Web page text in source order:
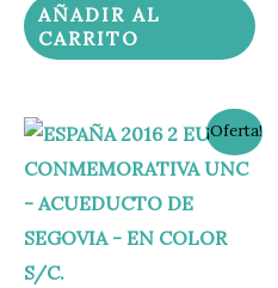
AÑADIR AL
CARRITO
¡Oferta!
El
precio
original
era:
15,00 €.
El
precio
actual
es:
12,95 €.